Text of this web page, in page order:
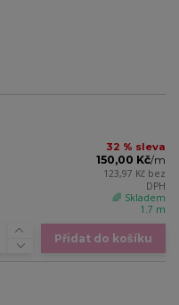
32 % sleva
150,00 Kč/m
123,97 Kč bez
DPH
🌈 Skladem
1.7 m
Přidat do košíku